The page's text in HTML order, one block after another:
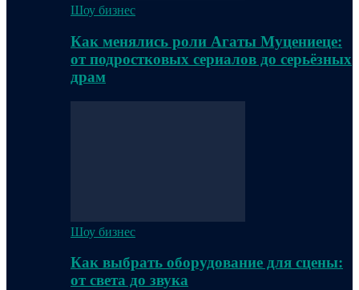
Шоу бизнес
Как менялись роли Агаты Муцениеце:
от подростковых сериалов до серьёзных
драм
Шоу бизнес
Как выбрать оборудование для сцены:
от света до звука